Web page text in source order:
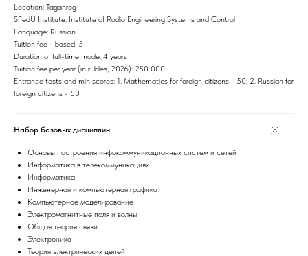
Location: Taganrog
SFedU Institute: Institute of Radio Engineering Systems and Control
Language: Russian
Tuition fee - based: 5
Duration of full-time mode: 4 years
Tuition fee per year (in rubles, 2026): 250 000
Entrance tests and min scores: 1. Mathematics for foreign citizens - 50; 2. Russian for
foreign citizens - 50
Набор базовых дисциплин
Основы построения инфокоммуникационных систем и сетей
Информатика в телекоммуникациях
Информатика
Инженерная и компьютерная графика
Компьютерное моделирование
Электромагнитные поля и волны
Общая теория связи
Электроника
Теория электрических цепей